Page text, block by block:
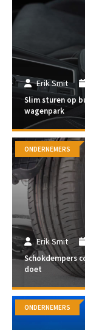
Erik Smit
Slim sturen op
wagenpark
Erik Smit
Schokdempers
doet
ONDERNEMERS
ONDERNEMERS